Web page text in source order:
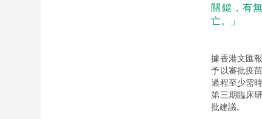
關鍵，有
亡。」
據香港文匯
予以審批疫
過程至少需
第三期臨床
批建議。